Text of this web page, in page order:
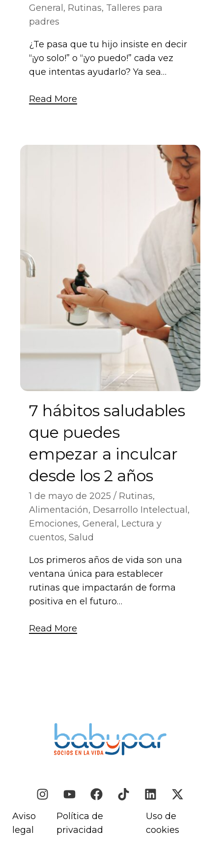
General, Rutinas, Talleres para
padres
¿Te pasa que tu hijo insiste en decir
“¡yo solo!” o “¡yo puedo!” cada vez
que intentas ayudarlo? Ya sea…
Read More
7 hábitos saludables
que puedes
empezar a inculcar
desde los 2 años
1 de mayo de 2025 Rutinas,
Alimentación, Desarrollo Intelectual,
Emociones, General, Lectura y
cuentos, Salud
Los primeros años de vida son una
ventana única para establecer
rutinas que impactarán de forma
positiva en el futuro…
Read More
Aviso
legal
Política de
privacidad
Uso de
cookies